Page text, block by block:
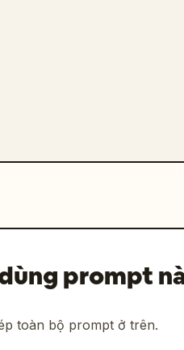
prompt
toàn bộ prompt ở trên.